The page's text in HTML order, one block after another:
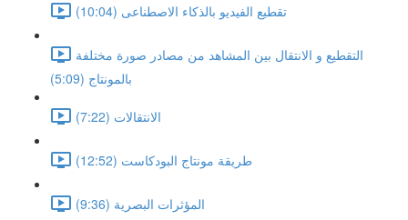
تقطيع الفيديو بالذكاء الاصطناعى (10:04)
التقطيع و الانتقال بين المشاهد من مصادر صورة مختلفة
بالمونتاج (5:09)
الانتقالات (7:22)
طريقة مونتاج البودكاست (12:52)
المؤثرات البصرية (9:36)